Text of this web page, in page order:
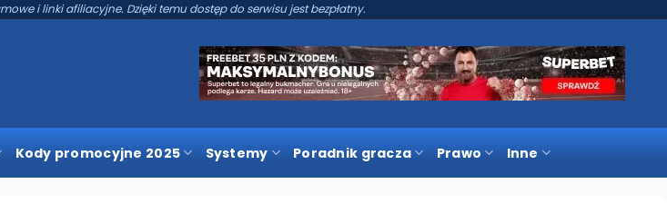
i linki afiliacyjne. Dzięki temu dostęp do serwisu jest bezpłatny.
Kody promocyjne 2025 Systemy Poradnik gracza Prawo Inne